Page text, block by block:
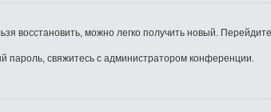
восстановить, можно легко получить новый.
пароль, свяжитесь с администратором конференции.